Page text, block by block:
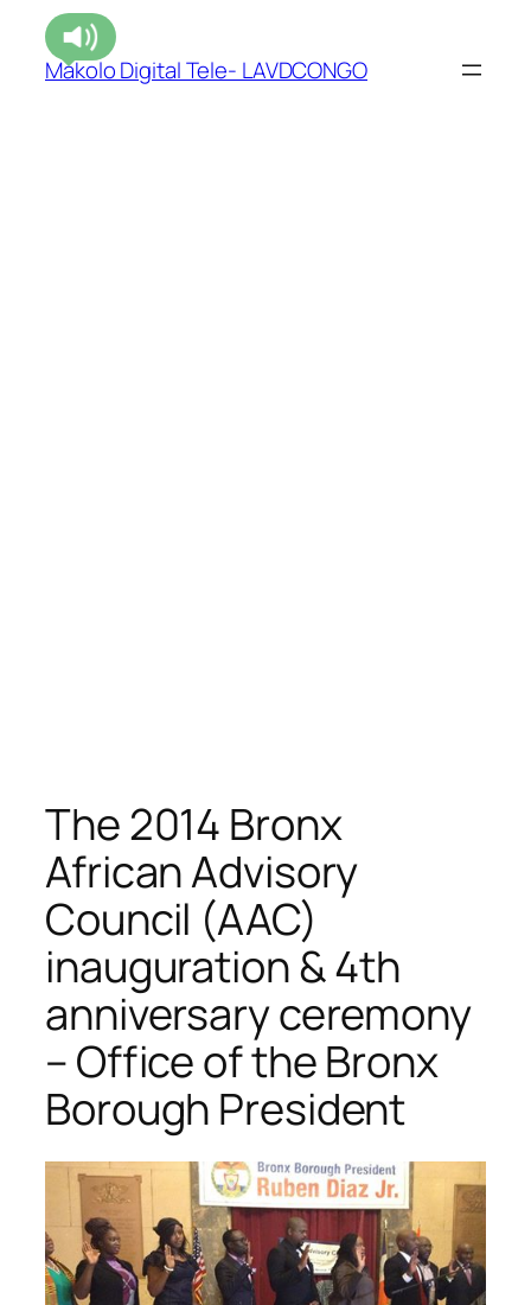
Makolo Digital Tele- LAVDCONGO
The 2014 Bronx
African Advisory
Council (AAC)
inauguration & 4th
anniversary ceremony
– Office of the Bronx
Borough President